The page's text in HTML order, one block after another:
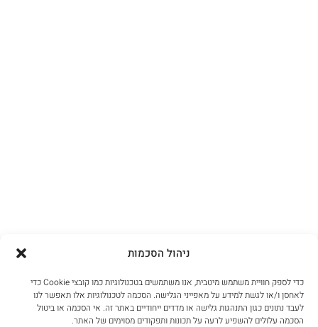
ניהול הסכמות
כדי לספק חוויית משתמש מיטבית, אנו משתמשים בטכנולוגיות כמו קובצי Cookie כדי
לאחסן ו/או לגשת למידע על מאפייני הגלישה. הסכמה לטכנולוגיות אלו תאפשר לנו
לעבד נתונים כגון התנהגות גלישה או מדדים ייחודיים באתר זה. אי הסכמה או ביטול
הסכמה עלולים להשפיע לרעה על תכונות ותפקודים מסוימים של האתר.